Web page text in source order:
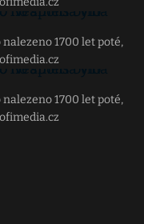
1700 let poté,
1700 let poté,